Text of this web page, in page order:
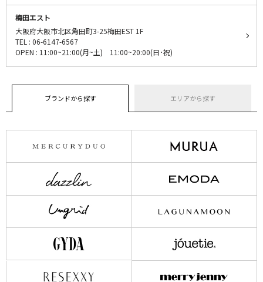
梅田エスト
大阪府大阪市北区角田町3-25梅田EST 1F
TEL : 06-6147-6567
OPEN : 11:00~21:00(月~土) 11:00~20:00(日･祝)
ブランドから探す エリアから探す